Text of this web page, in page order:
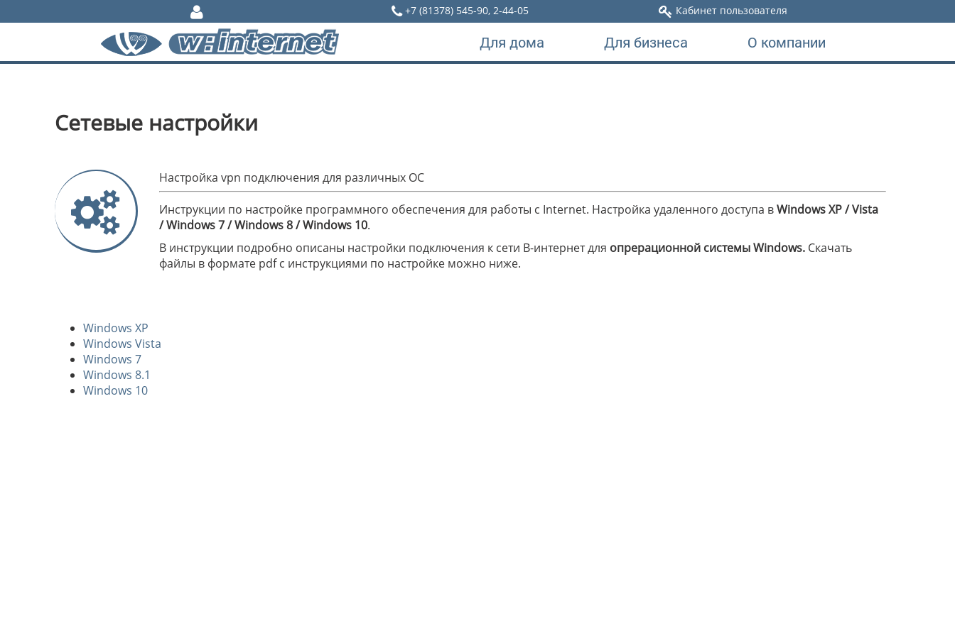
+7 (81378) 545-90, 2-44-05 Кабинет пользователя
Для дома Для бизнеса О компании
Сетевые настройки
Настройка vpn подключения для различных ОС
Инструкции по настройке программного обеспечения для работы с Internet. Настройка удаленного доступа вWindows XP / Vista
/ Windows 7 / Windows 8 / Windows 10.
В инструкции подробно описаны настройки подключения к сети В-интернет для опрерационной системы Windows. Скачать
файлы в формате pdf с инструкциями по настройке можно ниже.
Windows XP
Windows Vista
Windows 7
Windows 8.1
Windows 10